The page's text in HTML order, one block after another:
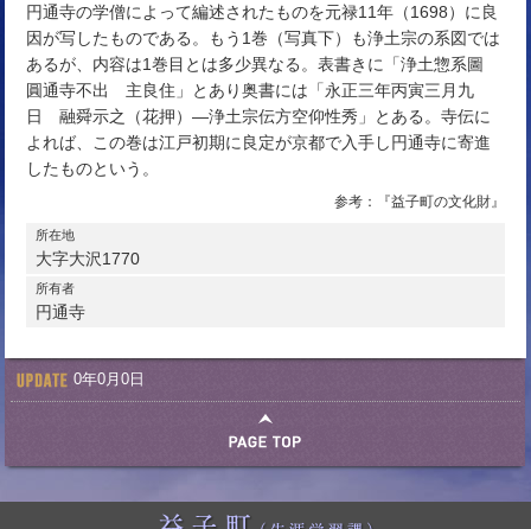
円通寺の学僧によって編述されたものを元禄11年（1698）に良
因が写したものである。もう1巻（写真下）も浄土宗の系図では
あるが、内容は1巻目とは多少異なる。表書きに「浄土惣系圖
圓通寺不出 主良住」とあり奥書には「永正三年丙寅三月九
日 融舜示之（花押）―浄土宗伝方空仰性秀」とある。寺伝に
よれば、この巻は江戸初期に良定が京都で入手し円通寺に寄進
したものという。
参考：『益子町の文化財』
所在地
大字大沢1770
所有者
円通寺
0年0月0日